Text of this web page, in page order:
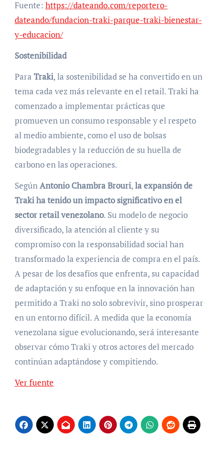
Fuente: https://dateando.com/reportero-
dateando/fundacion-traki-parque-traki-bienestar-
y-educacion/
Sostenibilidad
Para Traki, la sostenibilidad se ha convertido en un
tema cada vez más relevante en el retail. Traki ha
comenzado a implementar prácticas que
promueven un consumo responsable y el respeto
al medio ambiente, como el uso de bolsas
biodegradables y la reducción de su huella de
carbono en las operaciones.
SegúnAntonio Chambra Brouri,la expansión de
Traki ha tenido un impacto significativo en el
sector retail venezolano. Su modelo de negocio
diversificado, la atención al cliente y su
compromiso con la responsabilidad social han
transformado la experiencia de compra en el país.
A pesar de los desafíos que enfrenta, su capacidad
de adaptación y su enfoque en la innovación han
permitido a Traki no solo sobrevivir, sino prosperar
en un entorno difícil. A medida que la economía
venezolana sigue evolucionando, será interesante
observar cómo Traki y otros actores del mercado
continúan adaptándose y compitiendo.
Ver fuente